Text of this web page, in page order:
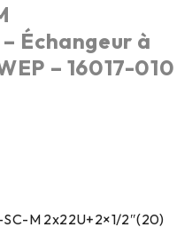
Échangeur à
– 16017-010
SC-M 2x22U+2×1/2″(20)